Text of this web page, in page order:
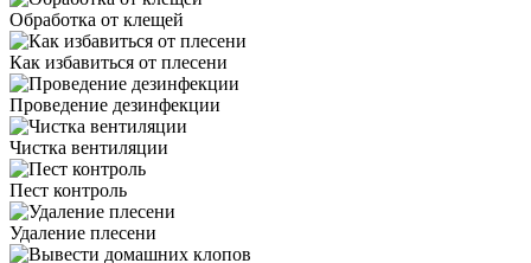
Обработка от клещей
Как избавиться от плесени
Проведение дезинфекции
Чистка вентиляции
Пест контроль
Удаление плесени